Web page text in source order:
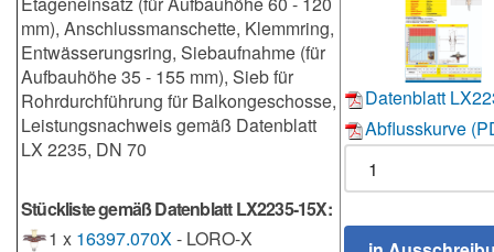
mm), Anschlussmanschette, Klemmring,
Entwässerungsring, Siebaufnahme (für
Aufbauhöhe 35 - 155 mm), Sieb für
Rohrdurchführung für Balkongeschosse,
Leistungsnachweis gemäß Datenblatt
LX 2235, DN 70
Stückliste gemäß Datenblatt LX2235-15X:
1 x 16397.070X- LORO-X
Datenblatt
Abflusskurve